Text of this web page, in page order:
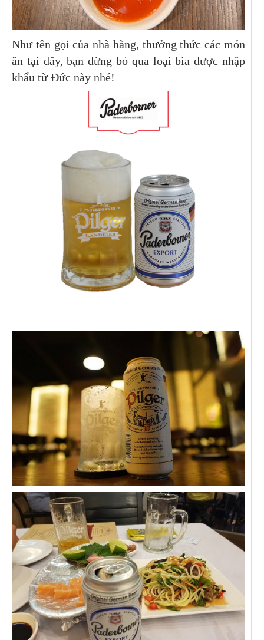
Như tên gọi của nhà hàng, thưởng thức các món
ăn tại đây, bạn đừng bỏ qua loại bia được nhập
khẩu từ Đức này nhé!